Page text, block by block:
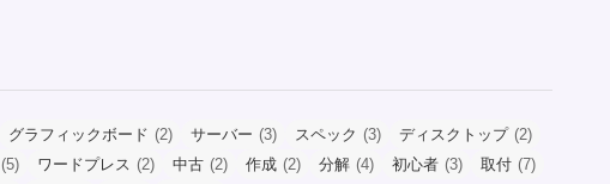
グラフィックボード (2) サーバー (3) スペック (3) ディスクトップ (2)
(5) ワードプレス (2) 中古 (2) 作成 (2) 分解 (4) 初心者 (3) 取付 (7)